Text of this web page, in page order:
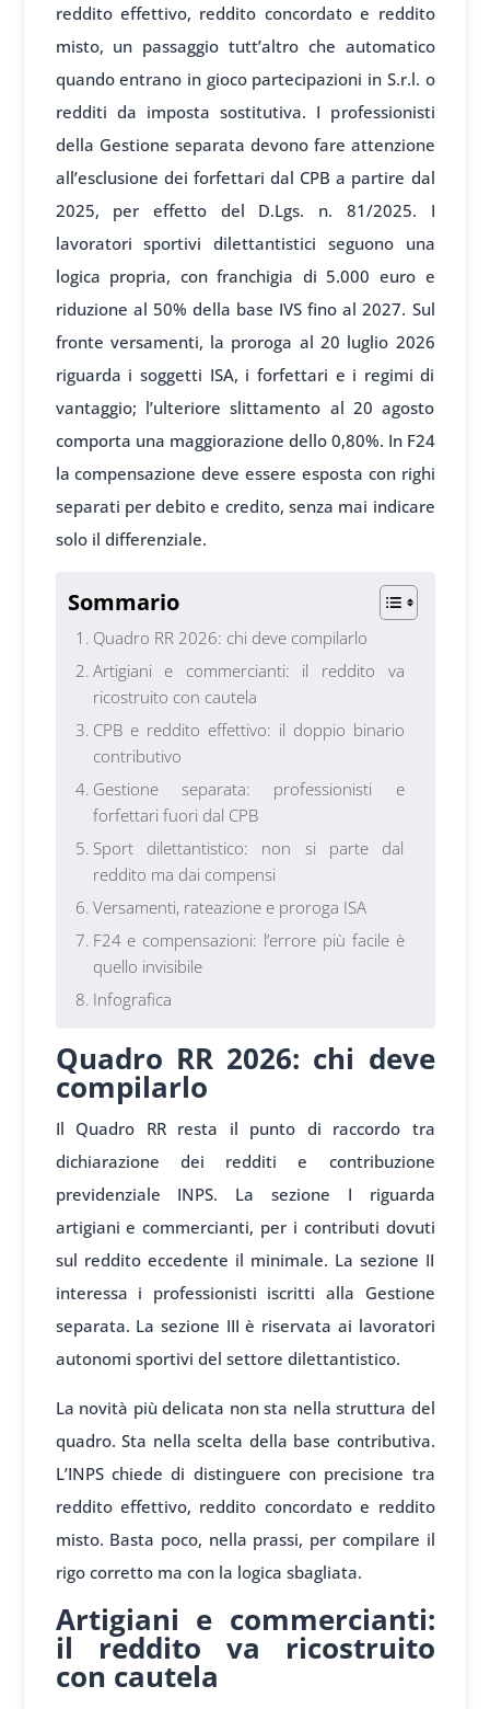
reddito effettivo, reddito concordato e reddito
misto, un passaggio tutt’altro che automatico
quando entrano in gioco partecipazioni in S.r.l. o
redditi da imposta sostitutiva. I professionisti
della Gestione separata devono fare attenzione
all’esclusione dei forfettari dal CPB a partire dal
2025, per effetto del D.Lgs. n. 81/2025. I
lavoratori sportivi dilettantistici seguono una
logica propria, con franchigia di 5.000 euro e
riduzione al 50% della base IVS fino al 2027. Sul
fronte versamenti, la proroga al 20 luglio 2026
riguarda i soggetti ISA, i forfettari e i regimi di
vantaggio; l’ulteriore slittamento al 20 agosto
comporta una maggiorazione dello 0,80%. In F24
la compensazione deve essere esposta con righi
separati per debito e credito, senza mai indicare
solo il differenziale.
Sommario
Quadro RR 2026: chi deve compilarlo
Artigiani e commercianti: il reddito va
ricostruito con cautela
CPB e reddito effettivo: il doppio binario
contributivo
Gestione separata: professionisti e
forfettari fuori dal CPB
Sport dilettantistico: non si parte dal
reddito ma dai compensi
Versamenti, rateazione e proroga ISA
F24 e compensazioni: l’errore più facile è
quello invisibile
Infografica
Quadro RR 2026: chi deve
compilarlo
Il Quadro RR resta il punto di raccordo tra
dichiarazione dei redditi e contribuzione
previdenziale INPS. La sezione I riguarda
artigiani e commercianti, per i contributi dovuti
sul reddito eccedente il minimale. La sezione II
interessa i professionisti iscritti alla Gestione
separata. La sezione III è riservata ai lavoratori
autonomi sportivi del settore dilettantistico.
La novità più delicata non sta nella struttura del
quadro. Sta nella scelta della base contributiva.
L’INPS chiede di distinguere con precisione tra
reddito effettivo, reddito concordato e reddito
misto. Basta poco, nella prassi, per compilare il
rigo corretto ma con la logica sbagliata.
Artigiani e commercianti:
il reddito va ricostruito
con cautela